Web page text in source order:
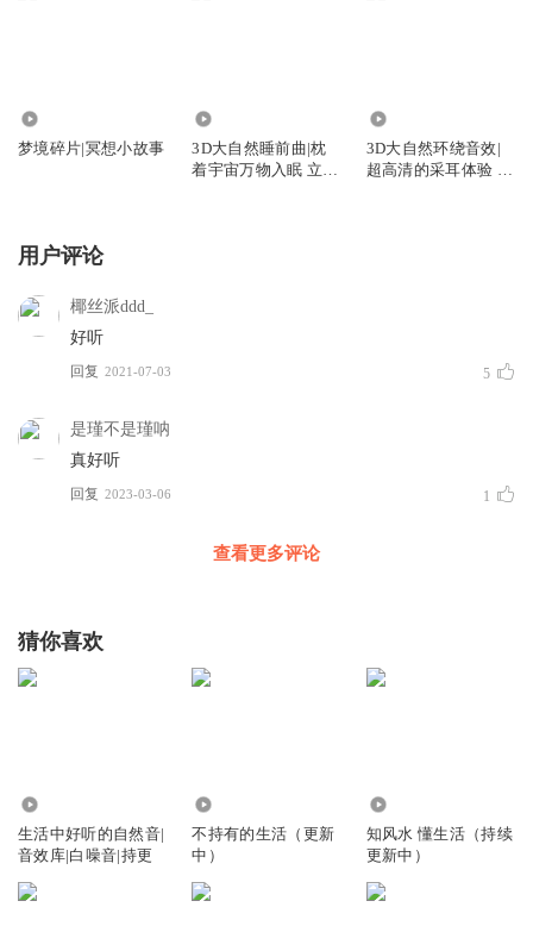
梦境碎片|冥想小故事
3D大自然睡前曲|枕
着宇宙万物入眠 立体
3D大自然环绕音效|
超高清的采耳体验 身
用户评论
椰丝派ddd_
好听
回复 2021-07-03 5
是瑾不是瑾呐
真好听
回复 2023-03-06 1
查看更多评论
猜你喜欢
生活中好听的自然音|
音效库|白噪音|持更
不持有的生活（更新
中）
知风水 懂生活（持续
更新中）